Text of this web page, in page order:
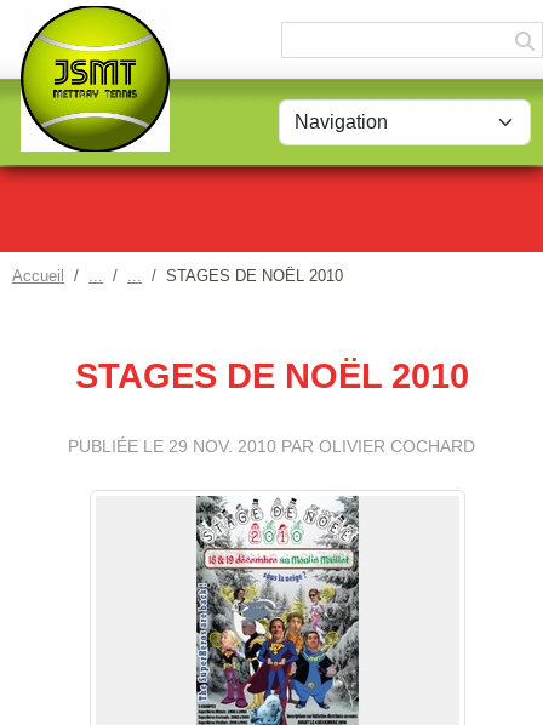
Accueil STAGES DE NOËL 2010
STAGES DE NOËL 2010
PUBLIÉE LE 29 NOV. 2010 PAR OLIVIER COCHARD
Panneau de gestion des cookies